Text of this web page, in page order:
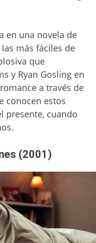
en una novela de
más fáciles de
que
y Ryan Gosling en
a través de
conocen estos
presente, cuando
(2001)